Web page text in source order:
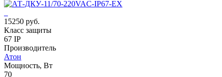
15250 руб.
Класс защиты
67 IP
Производитель
Атон
Мощность, Вт
70